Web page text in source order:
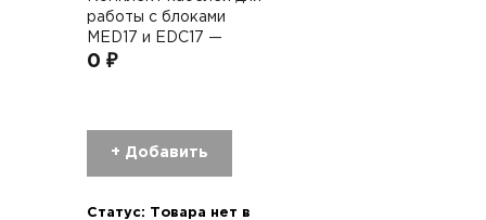
работы с блоками
MED17 и EDC17 —
0 ₽
+ Добавить
Статус: Товара нет в